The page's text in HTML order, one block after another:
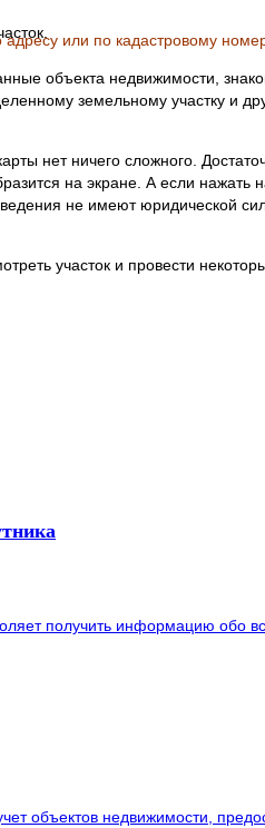
или по кадастровому
объекта недвижимости,
земельному участку и
нет ничего сложного.
на экране. А если
не имеют юридической
участок и провести
получить информацию обо
объектов недвижимости,